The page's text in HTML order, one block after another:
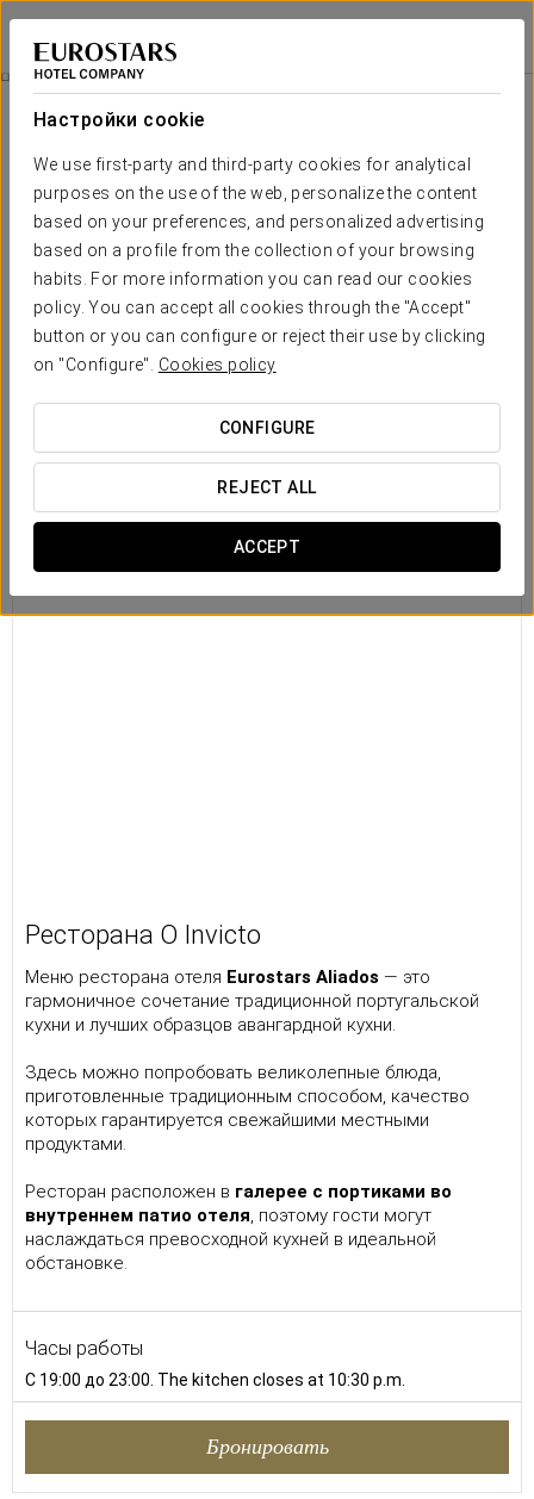
Настройки cookie
We use first-party and third-party cookies for analytical
purposes on the use of the web, personalize the content
based on your preferences, and personalized advertising
based on a profile from the collection of your browsing
habits. For more information you can read our cookies
policy. You can accept all cookies through the "Accept"
button or you can configure or reject their use by clicking
on "Configure". Cookies policy
CONFIGURE
REJECT ALL
ACCEPT
Eurostars Aliados
ПОРТУ
Питание
Pесторана O Invicto
Меню ресторана отеля Eurostars Aliados — это
гармоничное сочетание традиционной португальской
кухни и лучших образцов авангардной кухни.
Здесь можно попробовать великолепные блюда,
приготовленные традиционным способом, качество
которых гарантируется свежайшими местными
продуктами.
Ресторан расположен в галерее с портиками во
внутреннем патио отеля, поэтому гости могут
наслаждаться превосходной кухней в идеальной
обстановке.
Часы работы
С 19:00 до 23:00. The kitchen closes at 10:30 p.m.
Бронировать